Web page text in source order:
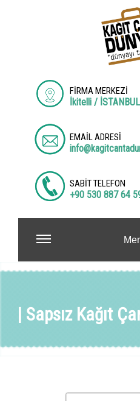
FİRMA MERKEZİ
İkitelli / İSTANBUL
EMAİL ADRESİ
SABİT TELEFON
+90 530 887 64
| Sapsız Kağıt